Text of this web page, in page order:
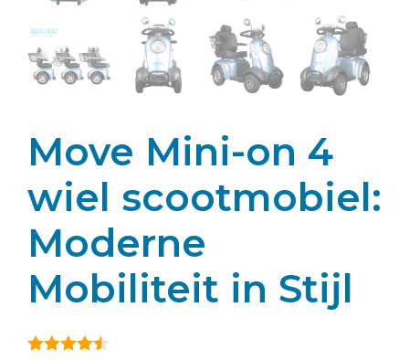
Move Mini-on 4
wiel scootmobiel:
Moderne
Mobiliteit in Stijl